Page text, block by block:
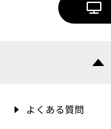
よくある質問